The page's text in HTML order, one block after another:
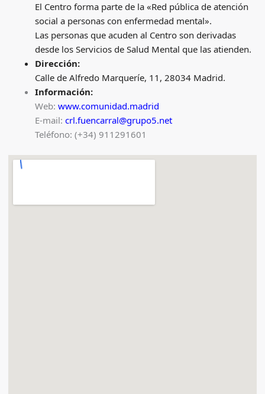
El Centro forma parte de la «Red pública de atención
social a personas con enfermedad mental».
Las personas que acuden al Centro son derivadas
desde los Servicios de Salud Mental que las atienden.
Dirección:
Calle de Alfredo Marqueríe, 11, 28034 Madrid.
Información:
Web: www.comunidad.madrid
E-mail: crl.fuencarral@grupo5.net
Teléfono: (+34) 911291601